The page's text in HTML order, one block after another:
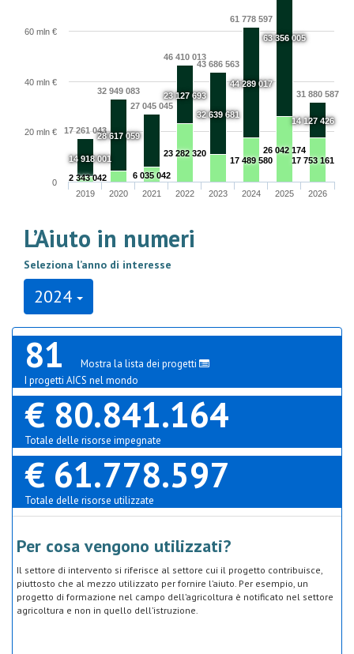
17 261 043
32 949 083
27 045 045
46 410 013
43 686 563
61 778 597
31 880 587
14 918 001
28 617 059
23 127 693
32 639 681
44 289 017
63 356 005
14 127 426
2 343 042 6 035 042
23 282 320
17 489 580
26 042 174
17 753 161
2019 2020 2021 2022 2023 2024 2025 2026
0
20 mln €
40 mln €
60 mln €
L’Aiuto in numeri
Seleziona l’anno di interesse
2024
81
Mostra la lista dei progetti
I progetti AICS nel mondo
€ 80.841.164
Totale delle risorse impegnate
€ 61.778.597
Totale delle risorse utilizzate
Per cosa vengono utilizzati?
Il settore di intervento si riferisce al settore cui il progetto contribuisce,
piuttosto che al mezzo utilizzato per fornire l’aiuto. Per esempio, un
progetto di formazione nel campo dell’agricoltura è notificato nel settore
agricoltura e non in quello dell’istruzione.